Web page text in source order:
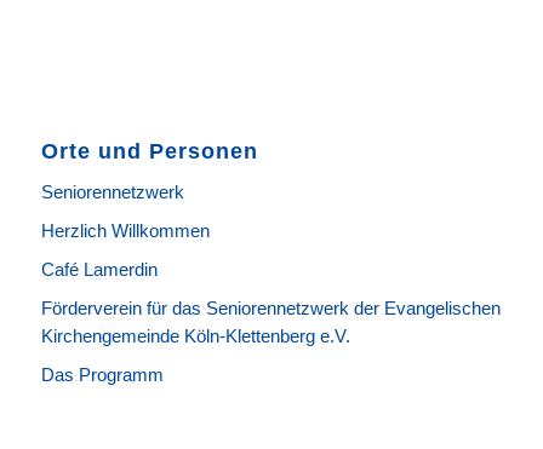
Orte und Personen
Seniorennetzwerk
Herzlich Willkommen
Café Lamerdin
Förderverein für das Seniorennetzwerk der Evangelischen
Kirchengemeinde Köln-Klettenberg e.V.
Das Programm